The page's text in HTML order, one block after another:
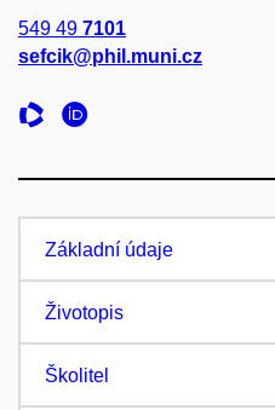
549 49 7101
sefcik@phil.muni.cz
Základní údaje
Životopis
Školitel